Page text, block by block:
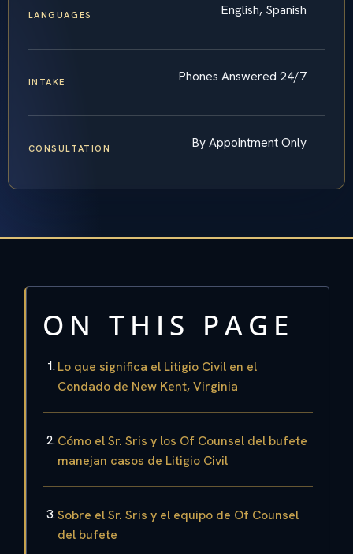
LANGUAGES English, Spanish
INTAKE Phones Answered 24/7
CONSULTATION By Appointment Only
ON THIS PAGE
Lo que significa el Litigio Civil en el
Condado de New Kent, Virginia
Cómo el Sr. Sris y los Of Counsel del bufete
manejan casos de Litigio Civil
Sobre el Sr. Sris y el equipo de Of Counsel
del bufete